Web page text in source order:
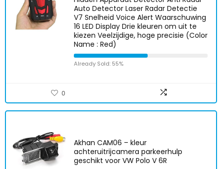
Auto Detector Laser Radar Detectie
V7 Snelheid Voice Alert Waarschuwing
16 LED Display Drie kleuren om uit te
kiezen Veelzijdige, hoge precisie (Color
Name : Red)
Already Sold: 55%
0
Akhan CAM06 – kleur
achteruitrijcamera parkeerhulp
geschikt voor VW Polo V 6R